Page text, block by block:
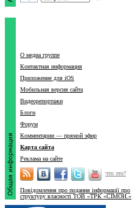
О медиа группе
Контактная информация
Приложение для iOS
Мобильная версия сайта
Видеорепортажи
Блоги
Форум
Комментарии — прямой эфир
Карта сайта
Реклама на сайте
что это?
Повідомлення про подання інформації про
структуру власності ТОВ «ТРК «СІМОН.»